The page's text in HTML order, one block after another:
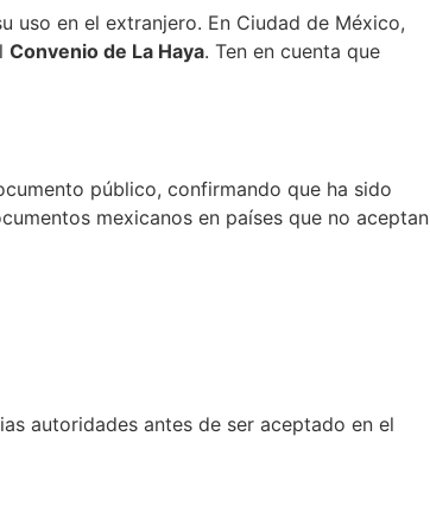
uso en el extranjero. En Ciudad de México,
Convenio de La Haya. Ten en cuenta que
público, confirmando que ha sido
mexicanos en países que no aceptan
autoridades antes de ser aceptado en el